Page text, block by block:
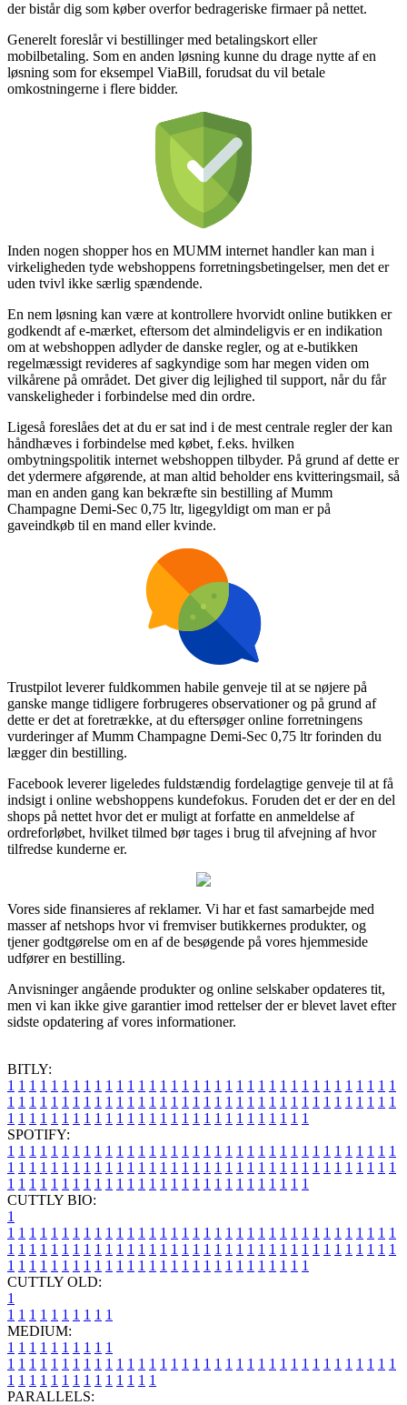
der bistår dig som køber overfor bedrageriske firmaer på nettet.
Generelt foreslår vi bestillinger med betalingskort eller
mobilbetaling. Som en anden løsning kunne du drage nytte af en
løsning som for eksempel ViaBill, forudsat du vil betale
omkostningerne i flere bidder.
Inden nogen shopper hos en MUMM internet handler kan man i
virkeligheden tyde webshoppens forretningsbetingelser, men det er
uden tvivl ikke særlig spændende.
En nem løsning kan være at kontrollere hvorvidt online butikken er
godkendt af e-mærket, eftersom det almindeligvis er en indikation
om at webshoppen adlyder de danske regler, og at e-butikken
regelmæssigt revideres af sagkyndige som har megen viden om
vilkårene på området. Det giver dig lejlighed til support, når du får
vanskeligheder i forbindelse med din ordre.
Ligeså foreslåes det at du er sat ind i de mest centrale regler der kan
håndhæves i forbindelse med købet, f.eks. hvilken
ombytningspolitik internet webshoppen tilbyder. På grund af dette er
det ydermere afgørende, at man altid beholder ens kvitteringsmail, så
man en anden gang kan bekræfte sin bestilling af Mumm
Champagne Demi-Sec 0,75 ltr, ligegyldigt om man er på
gaveindkøb til en mand eller kvinde.
Trustpilot leverer fuldkommen habile genveje til at se nøjere på
ganske mange tidligere forbrugeres observationer og på grund af
dette er det at foretrække, at du eftersøger online forretningens
vurderinger af Mumm Champagne Demi-Sec 0,75 ltr forinden du
lægger din bestilling.
Facebook leverer ligeledes fuldstændig fordelagtige genveje til at få
indsigt i online webshoppens kundefokus. Foruden det er der en del
shops på nettet hvor det er muligt at forfatte en anmeldelse af
ordreforløbet, hvilket tilmed bør tages i brug til afvejning af hvor
tilfredse kunderne er.
Vores side finansieres af reklamer. Vi har et fast samarbejde med
masser af netshops hvor vi fremviser butikkernes produkter, og
tjener godtgørelse om en af de besøgende på vores hjemmeside
udfører en bestilling.
Anvisninger angående produkter og online selskaber opdateres tit,
men vi kan ikke give garantier imod rettelser der er blevet lavet efter
sidste opdatering af vores informationer.
BITLY:
1 1 1 1 1 1 1 1 1 1 1 1 1 1 1 1 1 1 1 1 1 1 1 1 1 1 1 1 1 1 1 1 1 1 1 1
1 1 1 1 1 1 1 1 1 1 1 1 1 1 1 1 1 1 1 1 1 1 1 1 1 1 1 1 1 1 1 1 1 1 1 1
1 1 1 1 1 1 1 1 1 1 1 1 1 1 1 1 1 1 1 1 1 1 1 1 1 1 1 1
SPOTIFY:
1 1 1 1 1 1 1 1 1 1 1 1 1 1 1 1 1 1 1 1 1 1 1 1 1 1 1 1 1 1 1 1 1 1 1 1
1 1 1 1 1 1 1 1 1 1 1 1 1 1 1 1 1 1 1 1 1 1 1 1 1 1 1 1 1 1 1 1 1 1 1 1
1 1 1 1 1 1 1 1 1 1 1 1 1 1 1 1 1 1 1 1 1 1 1 1 1 1 1 1
CUTTLY BIO:
1
1 1 1 1 1 1 1 1 1 1 1 1 1 1 1 1 1 1 1 1 1 1 1 1 1 1 1 1 1 1 1 1 1 1 1 1
1 1 1 1 1 1 1 1 1 1 1 1 1 1 1 1 1 1 1 1 1 1 1 1 1 1 1 1 1 1 1 1 1 1 1 1
1 1 1 1 1 1 1 1 1 1 1 1 1 1 1 1 1 1 1 1 1 1 1 1 1 1 1 1
CUTTLY OLD:
1
1 1 1 1 1 1 1 1 1 1
MEDIUM:
1 1 1 1 1 1 1 1 1 1
1 1 1 1 1 1 1 1 1 1 1 1 1 1 1 1 1 1 1 1 1 1 1 1 1 1 1 1 1 1 1 1 1 1 1 1
1 1 1 1 1 1 1 1 1 1 1 1 1 1
PARALLELS: